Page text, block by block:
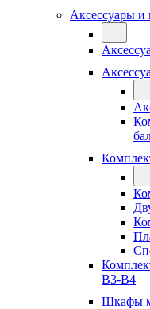
Аксессуары
В3-В4
Шкафы